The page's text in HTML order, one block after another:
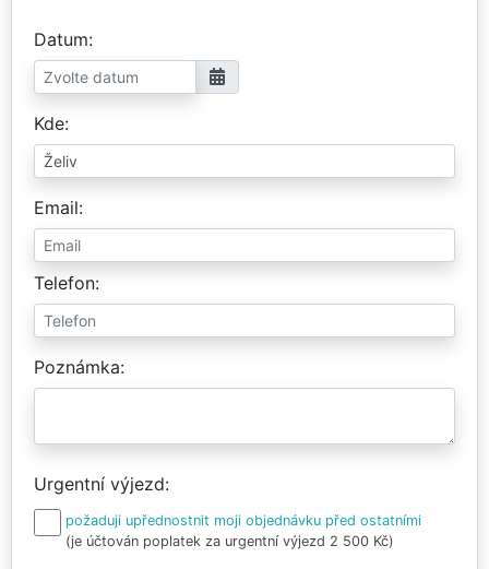
Datum
Kde
Email
Telefon
Poznámka
Urgentní výjezd
požaduji upřednostnit moji objednávku před ostatními
(je účtován poplatek za urgentní výjezd 2 500 Kč)